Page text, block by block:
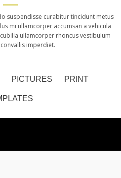
suspendisse curabitur tincidunt metus
mi ullamcorper accumsan a vehicula
ullamcorper rhoncus vestibulum
imperdiet.
PICTURES PRINT